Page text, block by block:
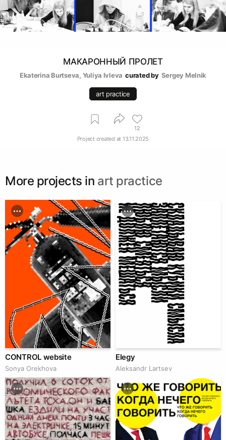
МАКАРОННЫЙ ПРОЛЕТ
Ekaterina Burtseva, Yuliya Ivleva curated by Sergey Melnik
art practice
12
Project created at 13.11.2025
More projects in art practice
CONTROL website
Sonya Orekhova
Elegy
Аleksandr Lartsev